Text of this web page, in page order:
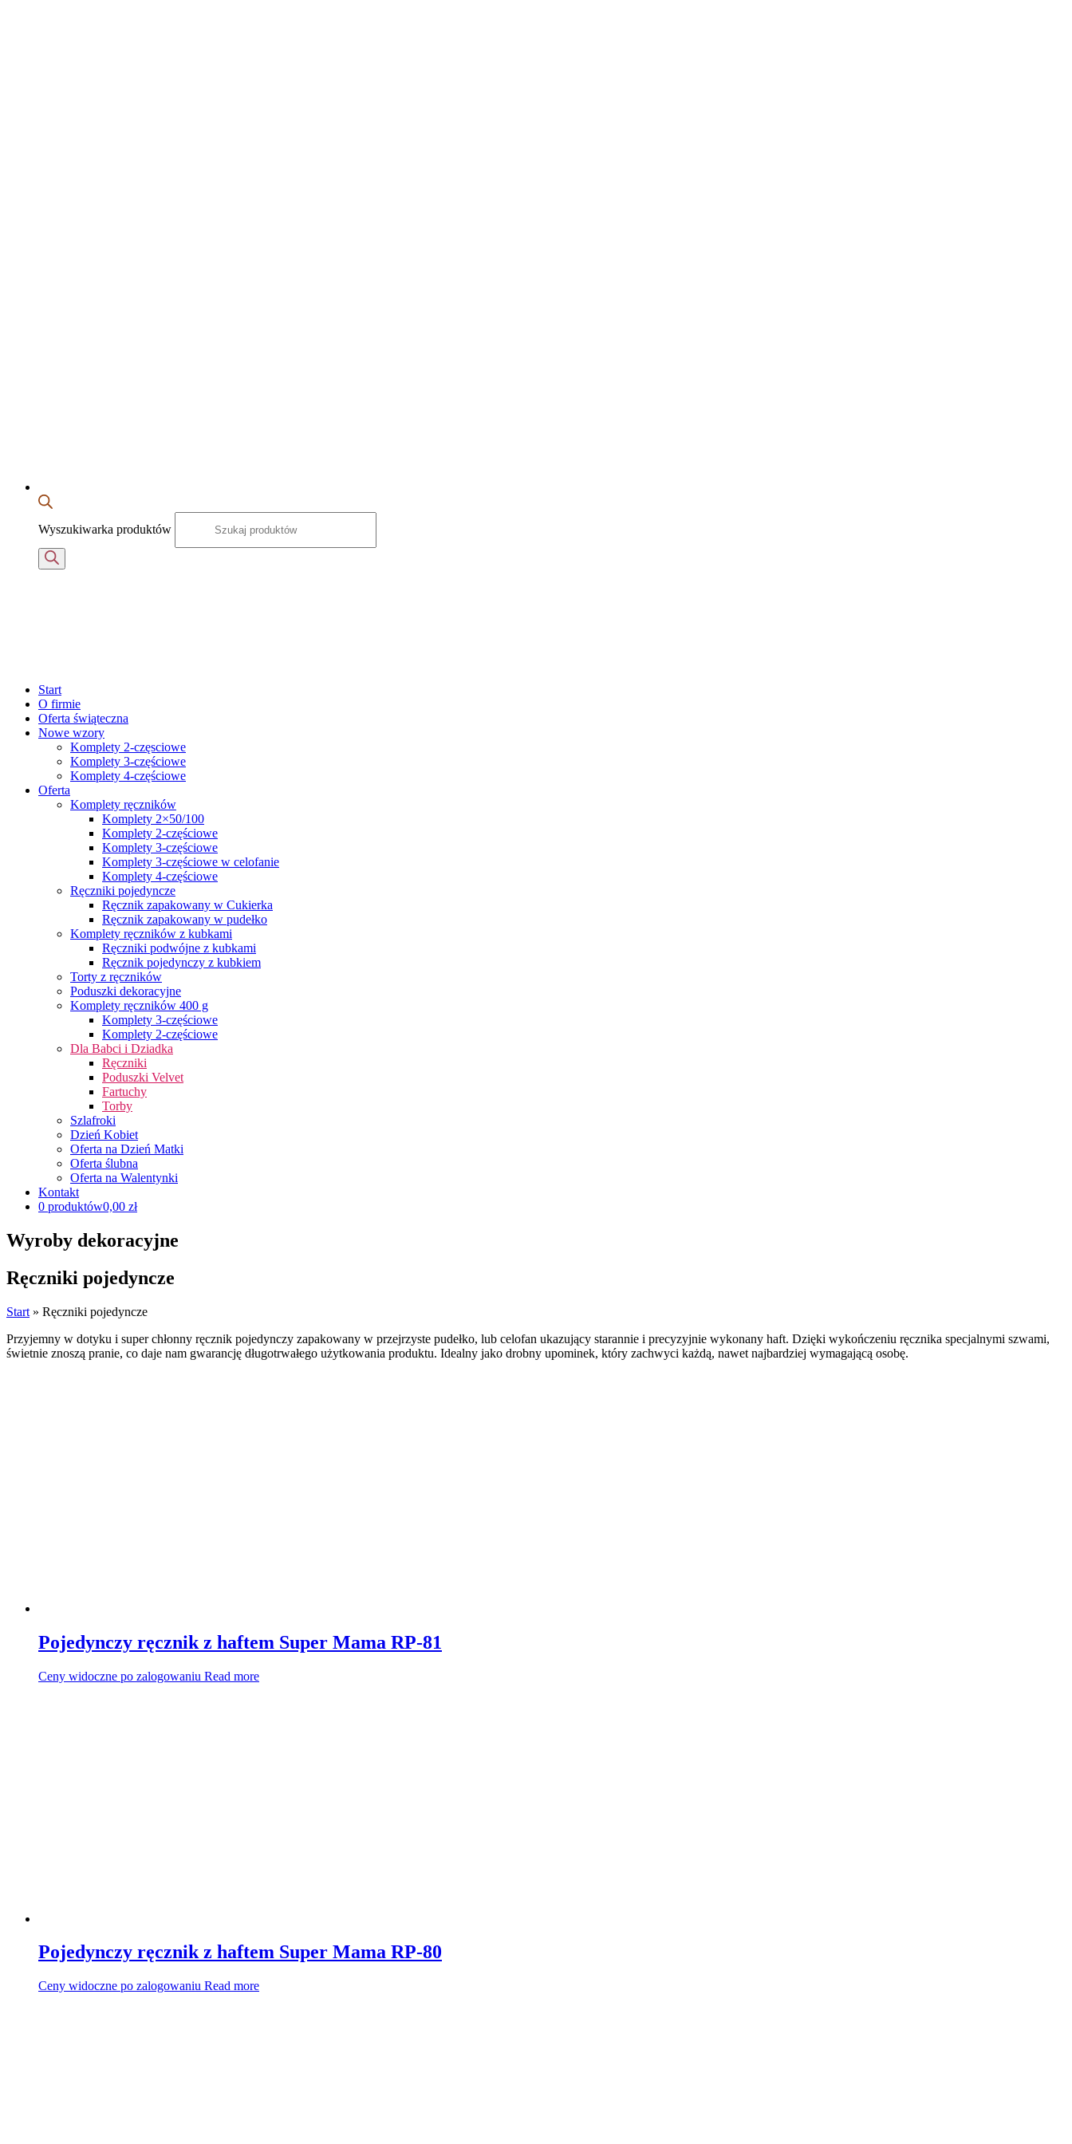
Wyszukiwarka produktów
Start
O firmie
Oferta świąteczna
Nowe wzory
Komplety 2-częsciowe
Komplety 3-częściowe
Komplety 4-częściowe
Oferta
Komplety ręczników
Komplety 2×50/100
Komplety 2-częściowe
Komplety 3-częściowe
Komplety 3-częściowe w celofanie
Komplety 4-częściowe
Ręczniki pojedyncze
Ręcznik zapakowany w Cukierka
Ręcznik zapakowany w pudełko
Komplety ręczników z kubkami
Ręczniki podwójne z kubkami
Ręcznik pojedynczy z kubkiem
Torty z ręczników
Poduszki dekoracyjne
Komplety ręczników 400 g
Komplety 3-częściowe
Komplety 2-częściowe
Dla Babci i Dziadka
Ręczniki
Poduszki Velvet
Fartuchy
Torby
Szlafroki
Dzień Kobiet
Oferta na Dzień Matki
Oferta ślubna
Oferta na Walentynki
Kontakt
0 produktów0,00 zł
Wyroby dekoracyjne
Ręczniki pojedyncze
Start » Ręczniki pojedyncze
Przyjemny w dotyku i super chłonny ręcznik pojedynczy zapakowany w przejrzyste pudełko, lub celofan ukazujący starannie i precyzyjnie wykonany haft. Dzięki wykończeniu ręcznika specjalnymi szwami,
świetnie znoszą pranie, co daje nam gwarancję długotrwałego użytkowania produktu. Idealny jako drobny upominek, który zachwyci każdą, nawet najbardziej wymagającą osobę.
Pojedynczy ręcznik z haftem Super Mama RP-81
Ceny widoczne po zalogowaniu Read more
Pojedynczy ręcznik z haftem Super Mama RP-80
Ceny widoczne po zalogowaniu Read more